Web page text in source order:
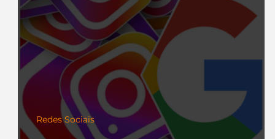
Redes Sociais